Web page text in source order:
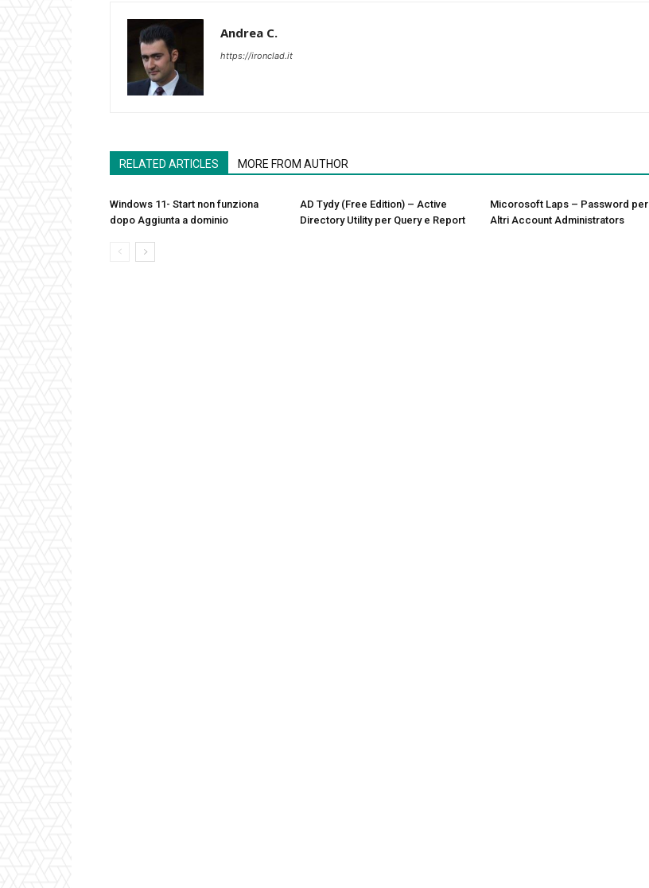
Andrea C.
https://ironclad.it
RELATED ARTICLES MORE FROM AUTHOR
Windows 11- Start non funziona
dopo Aggiunta a dominio
AD Tydy (Free Edition) – Active
Directory Utility per Query e Report
Micorosoft Laps – Password per
Altri Account Administrators